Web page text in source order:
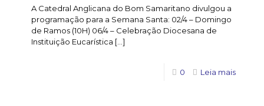
A Catedral Anglicana do Bom Samaritano divulgou a
programação para a Semana Santa: 02/4 – Domingo
de Ramos (10H) 06/4 – Celebração Diocesana de
Instituição Eucarística […]
0 Leia mais